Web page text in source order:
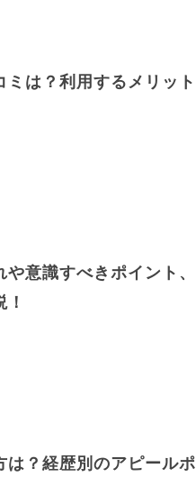
ミは？利用するメリット
意識すべきポイント、
は？経歴別のアピールポ